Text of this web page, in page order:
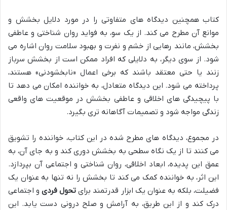
کتاب همچنین دیدگاه های متفاوتی را در مورد دلایل بخشش و
موانع آن مطرح می کند. از یک سو، به فواید روان شناختی و عاطفی
بخشش، مانند رهایی از خشم و نفرت و بهبود سلامت روان اشاره می
شود. از سوی دیگر، به دلایلی که افراد ممکن است از بخشش سرباز
زنند یا حتی معتقد باشند که برخی اعمال «نابخشودنی» هستند،
پرداخته می شود. این دیدگاه متعادل، به خواننده امکان می دهد تا
با پیچیدگی های اخلاقی و عاطفی بخشش در موقعیت های واقعی
زندگی مواجه شود و تصمیمات آگاهانه تری بگیرد.
در مجموع، دیدگاه های مطرح شده در این کتاب، خواننده را تشویق
می کنند تا از یک نگاه سطحی به بخشش دوری کند و به جای آن، به
عمق این پدیده، ابعاد اخلاقی، روان شناختی و اجتماعی آن بپردازد.
این اثر، به خواننده کمک می کند تا بخشش را نه تنها به عنوان یک
فضیلت، بلکه به عنوان یک ابزار قدرتمند برای تحول فردیو اجتماعی
درک کند و از این طریق، به آرامش و صلح درونی دست یابد. این